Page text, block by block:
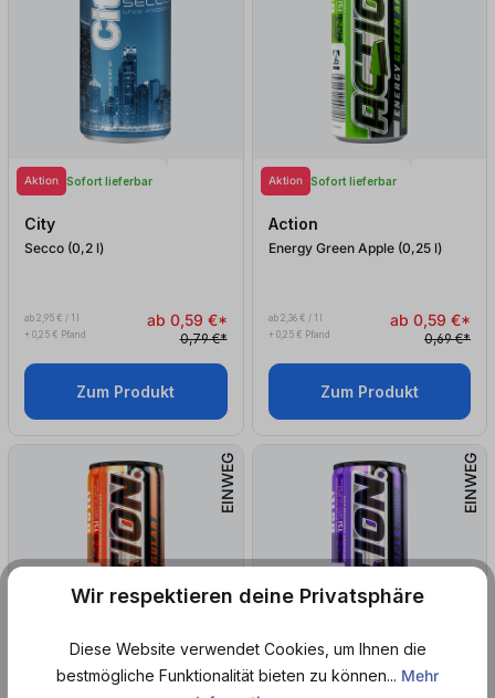
Aktion Sofort lieferbar
City
Secco (0,2 l)
ab 2,95 € / 1 l
+ 0,25 € Pfand
ab 0,59 €*
0,79 €*
Zum Produkt
Aktion Sofort lieferbar
Action
Energy Green Apple (0,25 l)
ab 2,36 € / 1 l
+ 0,25 € Pfand
ab 0,59 €*
0,69 €*
Zum Produkt
EINWEG EINWEG
Wir respektieren deine Privatsphäre
Diese Website verwendet Cookies, um Ihnen die
bestmögliche Funktionalität bieten zu können... Mehr